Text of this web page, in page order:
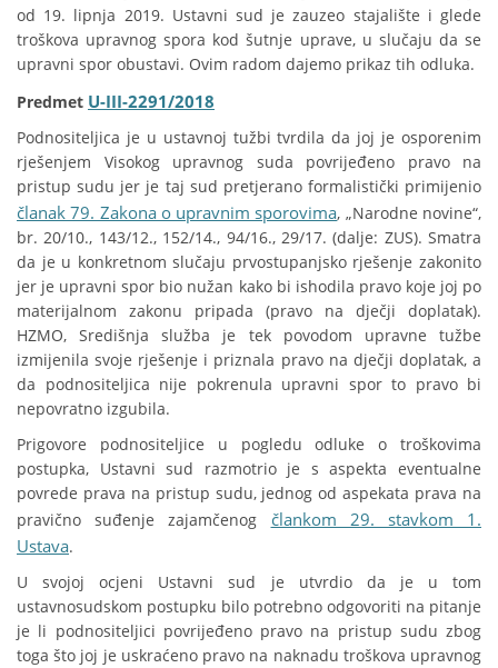
od 19. lipnja 2019. Ustavni sud je zauzeo stajalište i glede
troškova upravnog spora kod šutnje uprave, u slučaju da se
upravni spor obustavi. Ovim radom dajemo prikaz tih odluka.
Predmet U-III-2291/2018
Podnositeljica je u ustavnoj tužbi tvrdila da joj je osporenim
rješenjem Visokog upravnog suda povrijeđeno pravo na
pristup sudu jer je taj sud pretjerano formalistički primijenio
članak 79. Zakona o upravnim sporovima, „Narodne novine“,
br. 20/10., 143/12., 152/14., 94/16., 29/17. (dalje: ZUS). Smatra
da je u konkretnom slučaju prvostupanjsko rješenje zakonito
jer je upravni spor bio nužan kako bi ishodila pravo koje joj po
materijalnom zakonu pripada (pravo na dječji doplatak).
HZMO, Središnja služba je tek povodom upravne tužbe
izmijenila svoje rješenje i priznala pravo na dječji doplatak, a
da podnositeljica nije pokrenula upravni spor to pravo bi
nepovratno izgubila.
Prigovore podnositeljice u pogledu odluke o troškovima
postupka, Ustavni sud razmotrio je s aspekta eventualne
povrede prava na pristup sudu, jednog od aspekata prava na
pravično suđenje zajamčenog člankom 29. stavkom 1.
Ustava.
U svojoj ocjeni Ustavni sud je utvrdio da je u tom
ustavnosudskom postupku bilo potrebno odgovoriti na pitanje
je li podnositeljici povrijeđeno pravo na pristup sudu zbog
toga što joj je uskraćeno pravo na naknadu troškova upravnog